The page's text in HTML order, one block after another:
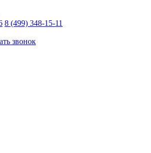
8 (499) 348-15-11
звонок